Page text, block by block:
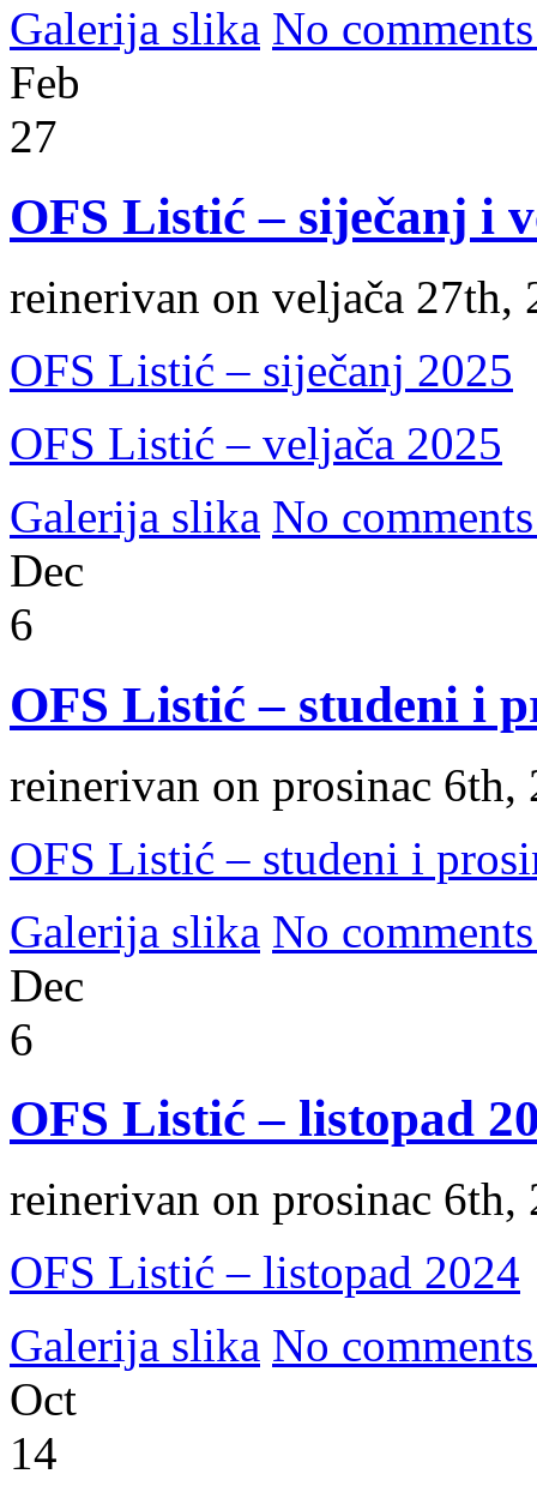
Galerija slika No
Feb
27
OFS Listić – siječanj i
reinerivan on veljača 27th,
OFS Listić – siječanj 2025
OFS Listić – veljača 2025
Galerija slika No
Dec
6
OFS Listić – studeni i
reinerivan on prosinac 6th,
OFS Listić – studeni i
Galerija slika No
Dec
6
OFS Listić – listopad
reinerivan on prosinac 6th,
OFS Listić – listopad 2024
Galerija slika No
Oct
14